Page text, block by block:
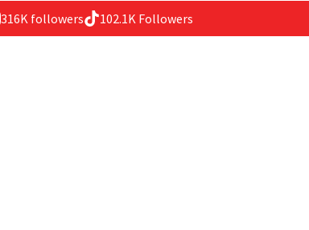
316K followers 102.1K Followers